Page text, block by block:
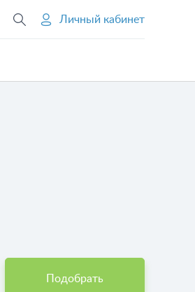
Личный кабинет
Подобрать